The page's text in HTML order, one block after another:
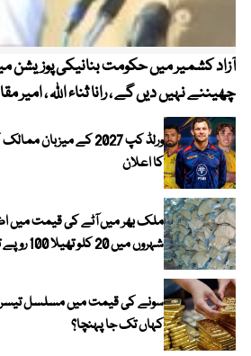
آزاد کشمیر میں حکومت بنانیکی پوزیشن
چھیننے نہیں دیں گے ، رانا ثناء اللہ ، امیر
ورلڈ کپ 2027 کے
کا اعلان
ملک بھر میں آٹے کی قیمت میں
شہروں میں 20 کلو تھیلا 100 روپے تک مہنگا
سونے کی قیمت میں مسلسل تیسرے
کہاں تک جا پہنچا؟